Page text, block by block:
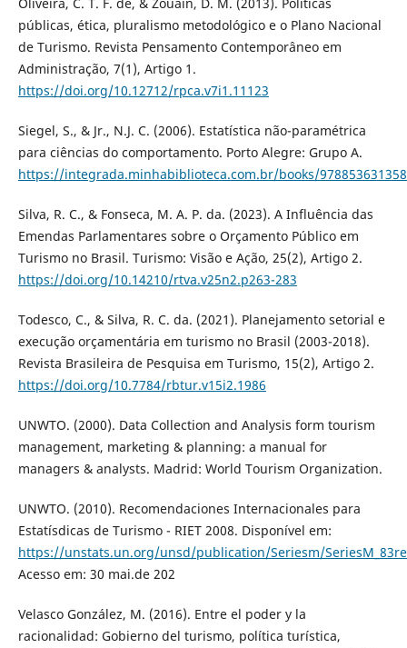
Oliveira, C. T. F. de, & Zouain, D. M. (2013). Políticas
públicas, ética, pluralismo metodológico e o Plano Nacional
de Turismo. Revista Pensamento Contemporâneo em
Administração, 7(1), Artigo 1.
https://doi.org/10.12712/rpca.v7i1.11123
Siegel, S., & Jr., N.J. C. (2006). Estatística não-paramétrica
para ciências do comportamento. Porto Alegre: Grupo A.
https://integrada.minhabiblioteca.com.br/books/
Silva, R. C., & Fonseca, M. A. P. da. (2023). A Influência das
Emendas Parlamentares sobre o Orçamento Público em
Turismo no Brasil. Turismo: Visão e Ação, 25(2), Artigo 2.
https://doi.org/10.14210/rtva.v25n2.p263-283
Todesco, C., & Silva, R. C. da. (2021). Planejamento setorial e
execução orçamentária em turismo no Brasil (2003-2018).
Revista Brasileira de Pesquisa em Turismo, 15(2), Artigo 2.
https://doi.org/10.7784/rbtur.v15i2.1986
UNWTO. (2000). Data Collection and Analysis form tourism
management, marketing & planning: a manual for
managers & analysts. Madrid: World Tourism Organization.
UNWTO. (2010). Recomendaciones Internacionales para
Estatísdicas de Turismo - RIET 2008. Disponível em:
https://unstats.un.org/unsd/publication/Seriesm/
Acesso em: 30 mai.de 202
Velasco González, M. (2016). Entre el poder y la
racionalidad: Gobierno del turismo, política turística,